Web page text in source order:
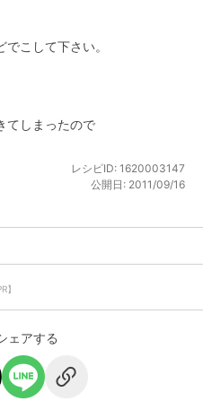
こして下さい。
てしまったので
レシピID: 1620003147
公開日: 2011/09/16
】
ェアする